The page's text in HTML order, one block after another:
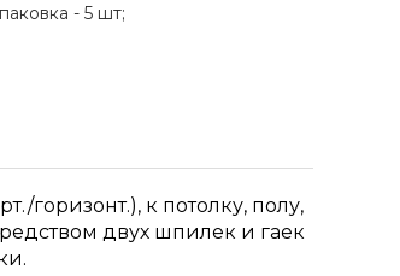
- 5 шт;
горизонт.), к потолку, полу,
двух шпилек и гаек